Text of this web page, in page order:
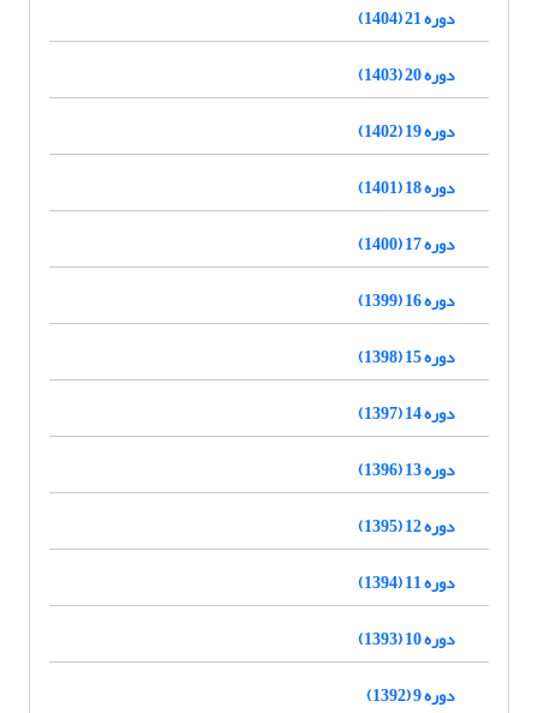
دوره 21 (1404)
دوره 20 (1403)
دوره 19 (1402)
دوره 18 (1401)
دوره 17 (1400)
دوره 16 (1399)
دوره 15 (1398)
دوره 14 (1397)
دوره 13 (1396)
دوره 12 (1395)
دوره 11 (1394)
دوره 10 (1393)
دوره 9 (1392)